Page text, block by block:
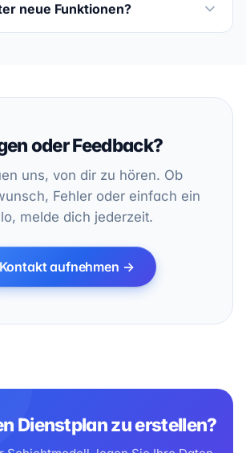
neue Funktionen?
oder Feedback?
uns, von dir zu hören. Ob
Fehler oder einfach ein
melde dich jederzeit.
Kontakt aufnehmen →
Dienstplan zu erstellen?